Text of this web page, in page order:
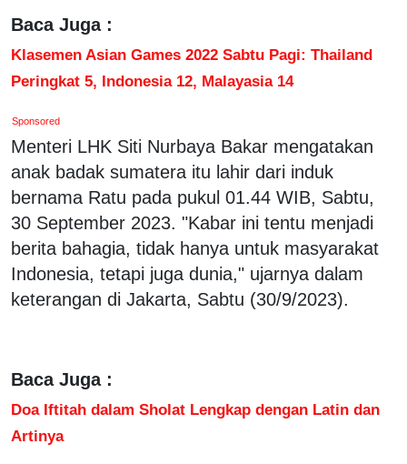
Baca Juga :
Klasemen Asian Games 2022 Sabtu Pagi: Thailand
Peringkat 5, Indonesia 12, Malayasia 14
Sponsored
Menteri LHK Siti Nurbaya Bakar mengatakan
anak badak sumatera itu lahir dari induk
bernama Ratu pada pukul 01.44 WIB, Sabtu,
30 September 2023. "Kabar ini tentu menjadi
berita bahagia, tidak hanya untuk masyarakat
Indonesia, tetapi juga dunia," ujarnya dalam
keterangan di Jakarta, Sabtu (30/9/2023).
Baca Juga :
Doa Iftitah dalam Sholat Lengkap dengan Latin dan
Artinya